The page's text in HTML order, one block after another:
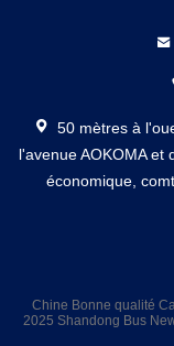
50 mètres à
l'avenue AOKOMA et
économique,
Chine Bonne qualité
2025 Shandong Bus